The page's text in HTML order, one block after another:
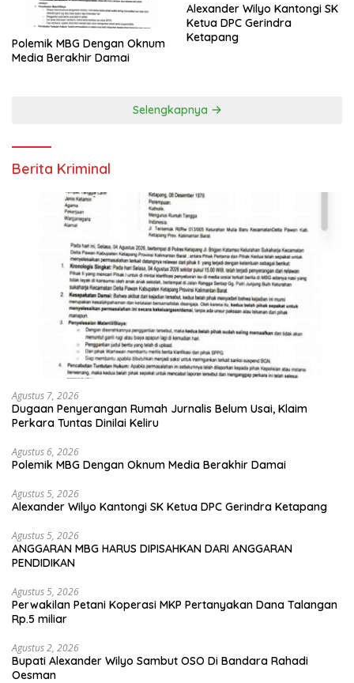
Polemik MBG Dengan Oknum
Media Berakhir Damai
Alexander Wilyo Kantongi SK
Ketua DPC Gerindra
Ketapang
Selengkapnya
Berita Kriminal
Agustus 7, 2026
Dugaan Penyerangan Rumah Jurnalis Belum Usai, Klaim
Perkara Tuntas Dinilai Keliru
Agustus 6, 2026
Polemik MBG Dengan Oknum Media Berakhir Damai
Agustus 5, 2026
Alexander Wilyo Kantongi SK Ketua DPC Gerindra Ketapang
Agustus 5, 2026
ANGGARAN MBG HARUS DIPISAHKAN DARI ANGGARAN
PENDIDIKAN
Agustus 5, 2026
Perwakilan Petani Koperasi MKP Pertanyakan Dana Talangan
Rp.5 miliar
Agustus 2, 2026
Bupati Alexander Wilyo Sambut OSO Di Bandara Rahadi
Oesman